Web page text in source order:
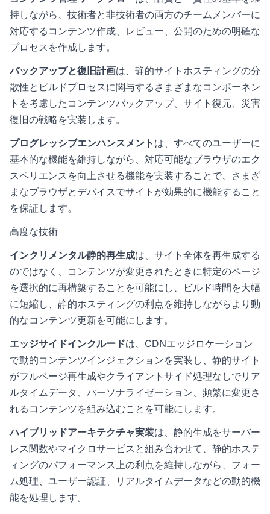
持しながら、技術者と非技術者の両方のチームメンバーに
対応するコンテンツ作成、レビュー、公開のための明確な
プロセスを作成します。
バックアップと復旧計画は、静的サイトホスティングの分
散性とビルドプロセスに関与するさまざまなコンポーネン
トを考慮したコンテンツバックアップ、サイト復元、災害
復旧の戦略を実装します。
プログレッシブエンハンスメント は、すべてのユーザーに
基本的な機能を維持しながら、対応可能なブラウザのエク
スペリエンスを向上させる機能を実装することで、さまざ
まなブラウザとデバイスでサイトが効果的に機能すること
を保証します。
高度な技術
インクリメンタル静的再生成は、サイト全体を再生成する
のではなく、コンテンツが変更されたときに特定のページ
を選択的に再構築することを可能にし、ビルド時間を大幅
に短縮し、静的ホスティングの利点を維持しながらより動
的なコンテンツ更新を可能にします。
エッジサイドインクルードは、CDNエッジロケーション
で動的コンテンツインジェクションを実装し、静的サイト
がフルページ再生成やクライアントサイド処理なしでリア
ルタイムデータ、パーソナライゼーション、頻繁に変更さ
れるコンテンツを組み込むことを可能にします。
ハイブリッドアーキテクチャ実装は、静的生成をサーバー
レス関数やマイクロサービスと組み合わせて、静的ホステ
ィングのパフォーマンス上の利点を維持しながら、フォー
ム処理、ユーザー認証、リアルタイムデータなどの動的機
能を処理します。